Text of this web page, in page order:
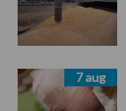
7 aug